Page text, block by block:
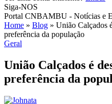
Siga-NOS
Portal CNBAMBU - Notícias e
Home » Blog » União Calçados
preferência da população
Geral
União Calçados é
preferência da